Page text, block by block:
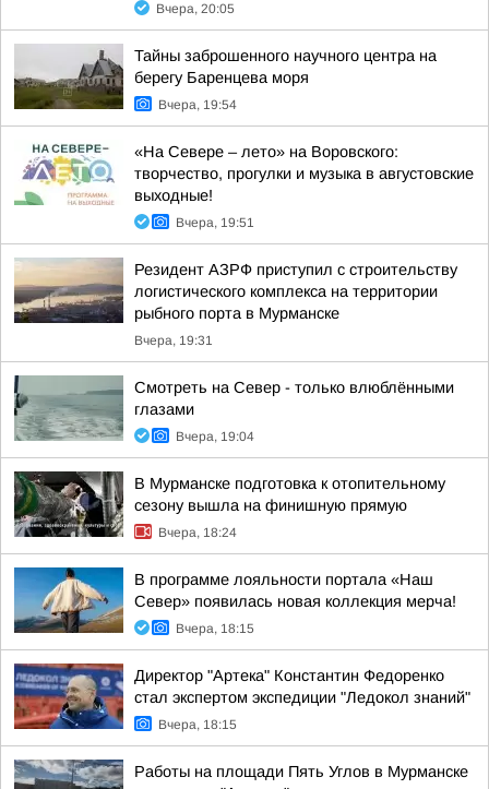
Вчера, 20:05
Тайны заброшенного научного центра на
берегу Баренцева моря
Вчера, 19:54
«На Севере – лето» на Воровского:
творчество, прогулки и музыка в августовские
выходные!
Вчера, 19:51
Резидент АЗРФ приступил с строительству
логистического комплекса на территории
рыбного порта в Мурманске
Вчера, 19:31
Смотреть на Север - только влюблёнными
глазами
Вчера, 19:04
В Мурманске подготовка к отопительному
сезону вышла на финишную прямую
Вчера, 18:24
В программе лояльности портала «Наш
Север» появилась новая коллекция мерча!
Вчера, 18:15
Директор "Артека" Константин Федоренко
стал экспертом экспедиции "Ледокол знаний"
Вчера, 18:15
Работы на площади Пять Углов в Мурманске